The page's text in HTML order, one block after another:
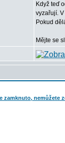
Když teď
vyzařují.
Pokud
Mějte se